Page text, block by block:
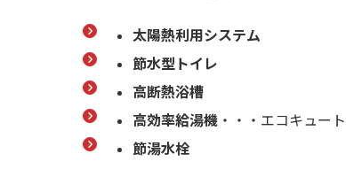
太陽熱利用システム
節水型トイレ
高断熱浴槽
高効率給湯機 ・・・エコキュー
節湯水栓